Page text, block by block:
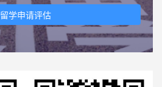
留学申请评估